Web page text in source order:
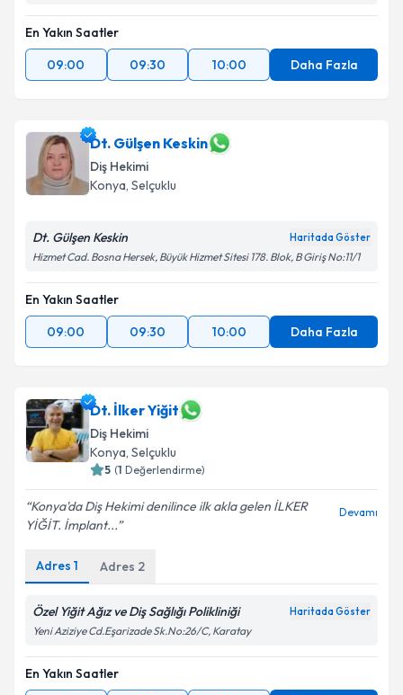
En Yakın Saatler
09:00
09:30 10:00 Daha Fazla
Dt. Gülşen Keskin
Diş Hekimi
Konya, Selçuklu
Dt. Gülşen Keskin Haritada Göster
Hizmet Cad. Bosna Hersek, Büyük Hizmet Sitesi 178. Blok, B Giriş No:11/1
En Yakın Saatler
09:00
09:30 10:00 Daha Fazla
Dt. İlker Yiğit
Diş Hekimi
Konya, Selçuklu
5 (1 Değerlendirme)
Konya'da Diş Hekimi denilince ilk akla gelen İLKER
YİĞİT. İmplant...
Devamı
Adres 1 Adres 2
Özel Yiğit Ağız ve Diş Sağlığı Polikliniği Haritada Göster
Yeni Aziziye Cd.Eşarizade Sk.No:26/C, Karatay
En Yakın Saatler